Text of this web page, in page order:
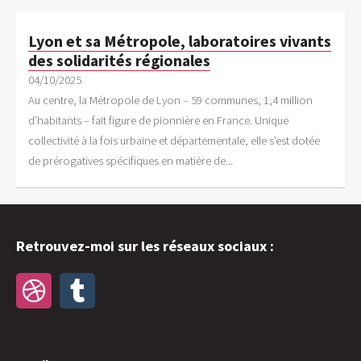
Lyon et sa Métropole, laboratoires vivants
des solidarités régionales
04/10/2025
Au centre, la Métropole de Lyon – 59 communes, 1,4 million
d’habitants – fait figure de pionnière en France. Unique
collectivité à la fois urbaine et départementale, elle s’est dotée
de prérogatives spécifiques en matière de...
Retrouvez-moi sur les réseaux sociaux :